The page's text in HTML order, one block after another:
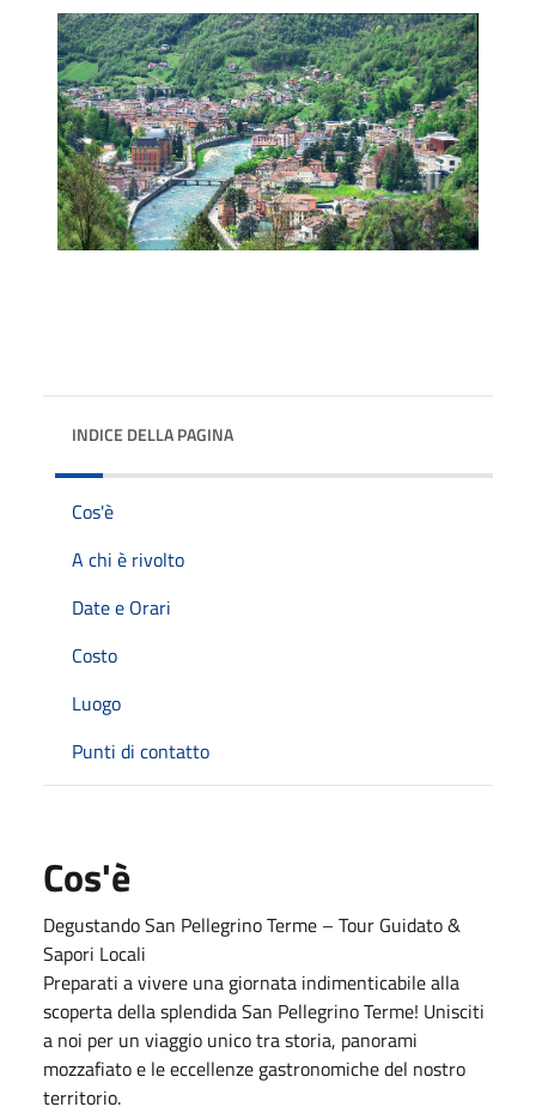
INDICE DELLA PAGINA
Cos'è
A chi è rivolto
Date e Orari
Costo
Luogo
Punti di contatto
Cos'è
Degustando San Pellegrino Terme – Tour Guidato &
Sapori Locali
Preparati a vivere una giornata indimenticabile alla
scoperta della splendida San Pellegrino Terme! Unisciti
a noi per un viaggio unico tra storia, panorami
mozzafiato e le eccellenze gastronomiche del nostro
territorio.